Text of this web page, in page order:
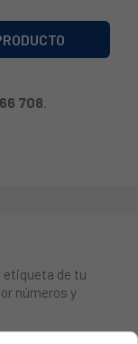
708
etiqueta de tu
números y